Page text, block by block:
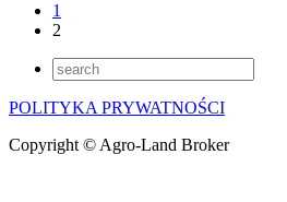
1
2
POLITYKA PRYWATNOŚCI
Copyright © Agro-Land Broker